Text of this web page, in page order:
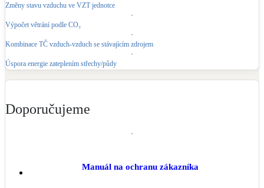
Žaluzie, markýzy, pergoly
Šedá i černá odpadní voda
Změny stavu vzduchu ve VZT jednotce
Výpočet větrání podle CO₂
Kombinace TČ vzduch-vzduch se stávajícím zdrojem
Úspora energie zateplením střechy/půdy
Doporučujeme
Manuál na ochranu zákazníka